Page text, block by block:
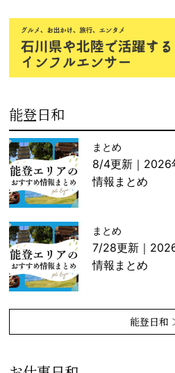
能登日和
まとめ
8/4更新｜2026
情報まとめ
まとめ
7/28更新｜
情報まとめ
能登日和